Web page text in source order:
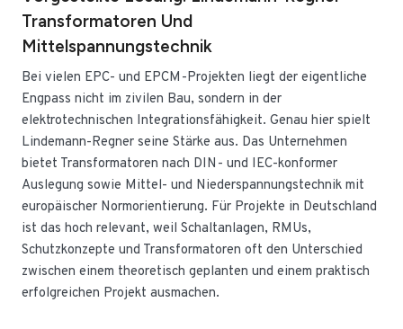
Transformatoren Und
Mittelspannungstechnik
Bei vielen EPC- und EPCM-Projekten liegt der eigentliche
Engpass nicht im zivilen Bau, sondern in der
elektrotechnischen Integrationsfähigkeit. Genau hier spielt
Lindemann-Regner seine Stärke aus. Das Unternehmen
bietet Transformatoren nach DIN- und IEC-konformer
Auslegung sowie Mittel- und Niederspannungstechnik mit
europäischer Normorientierung. Für Projekte in Deutschland
ist das hoch relevant, weil Schaltanlagen, RMUs,
Schutzkonzepte und Transformatoren oft den Unterschied
zwischen einem theoretisch geplanten und einem praktisch
erfolgreichen Projekt ausmachen.